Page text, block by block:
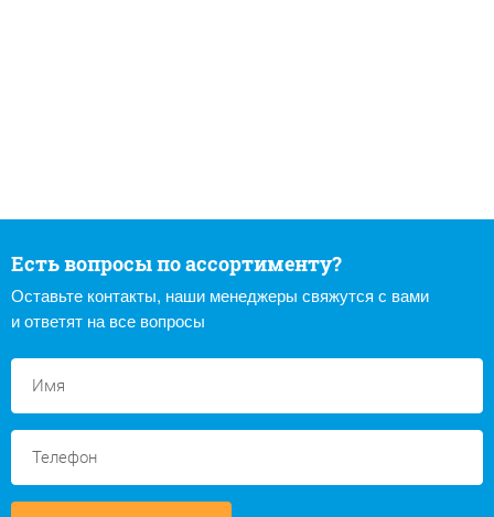
Есть вопросы по ассортименту?
Оставьте контакты, наши менеджеры свяжутся с вами
и ответят на все вопросы